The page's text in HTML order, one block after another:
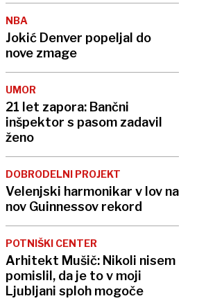
NBA
Jokić Denver popeljal do
nove zmage
UMOR
21 let zapora: Bančni
inšpektor s pasom zadavil
ženo
DOBRODELNI PROJEKT
Velenjski harmonikar v lov na
nov Guinnessov rekord
POTNIŠKI CENTER
Arhitekt Mušič: Nikoli nisem
pomislil, da je to v moji
Ljubljani sploh mogoče